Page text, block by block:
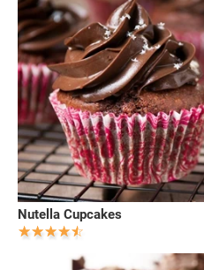
Nutella Cupcakes